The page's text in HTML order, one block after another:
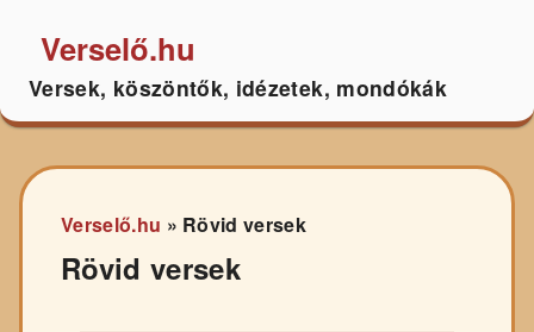
Verselő.hu
Versek, köszöntők, idézetek, mondókák
Verselő.hu » Rövid versek
Rövid versek